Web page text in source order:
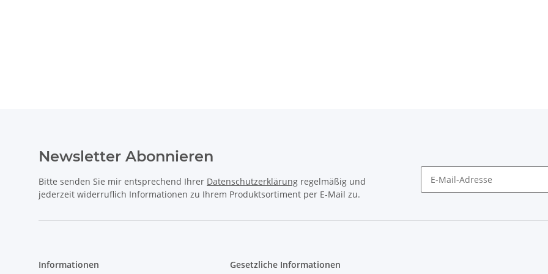
Newsletter Abonnieren
Bitte senden Sie mir entsprechend Ihrer Datenschutzerklärung regelmäßig und
jederzeit widerruflich Informationen zu Ihrem Produktsortiment per E-Mail zu.
Informationen Gesetzliche Informationen